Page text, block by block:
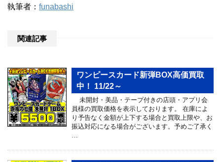
執筆者： funabashi
関連記事
ワンピースカード新弾BOX高価買取
中！ 11/22～
未開封・美品・テープ付きの店頭・アプリ会
員様の買取価格を表示しております。 在庫によ
り予告なく金額が上下する場合と買取上限や、お
振込対応になる場合がございます。予めご了承く